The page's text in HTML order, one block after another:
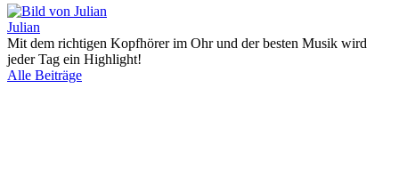
Julian
Mit dem richtigen Kopfhörer im Ohr und der besten Musik wird
jeder Tag ein Highlight!
Alle Beiträge